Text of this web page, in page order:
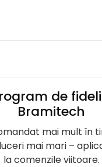
de
Bramitech
mai mult în
mai mari –
la comenzile viitoare.